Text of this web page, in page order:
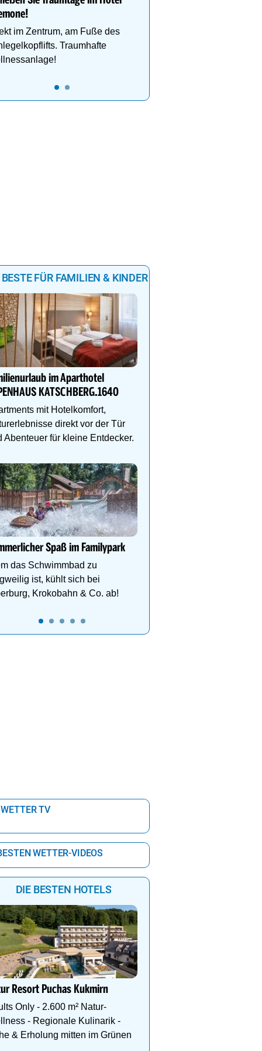
im Zentrum, am Fuße des
Traumhafte
FÜR FAMILIEN & KINDER
im Aparthotel
KATSCHBERG.1640
mit Hotelkomfort,
direkt vor der Tür
Abenteuer für kleine Entdecker.
Spaß im Familypark
das Schwimmbad zu
ist, kühlt sich bei
Krokobahn & Co. ab!
TV
WETTER-VIDEOS
DIE BESTEN HOTELS
Resort Puchas Kukmirn
Only - 2.600 m² Natur-
- Regionale Kulinarik -
& Erholung mitten im Grünen